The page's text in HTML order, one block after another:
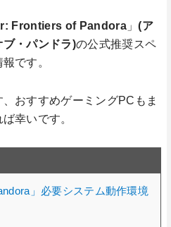
Frontiers of Pandora」(ア
・パンドラ)の公式推奨スペ
です。
おすすめゲーミングPCもま
幸いです。
」必要システム動作環境